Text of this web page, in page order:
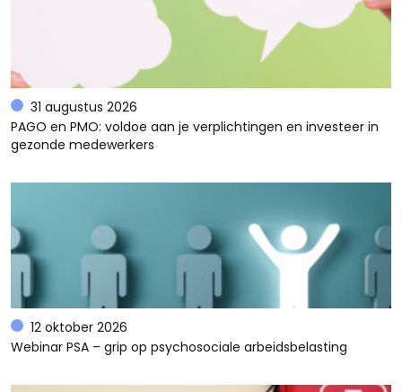
31 augustus 2026
PAGO en PMO: voldoe aan je verplichtingen en investeer in
gezonde medewerkers
12 oktober 2026
Webinar PSA – grip op psychosociale arbeidsbelasting